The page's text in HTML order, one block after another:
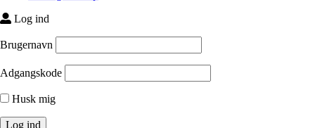
Log ind
Brugernavn
Adgangskode
Husk mig